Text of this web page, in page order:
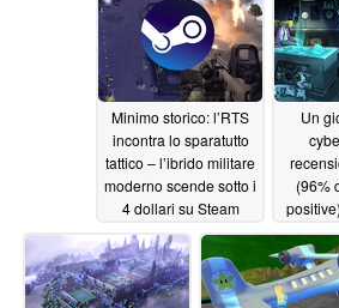
Minimo storico: l’RTS
incontra lo sparatutto
tattico – l’ibrido militare
moderno scende sotto i
4 dollari su Steam
06/18/2026
Un
(96%
gli 8